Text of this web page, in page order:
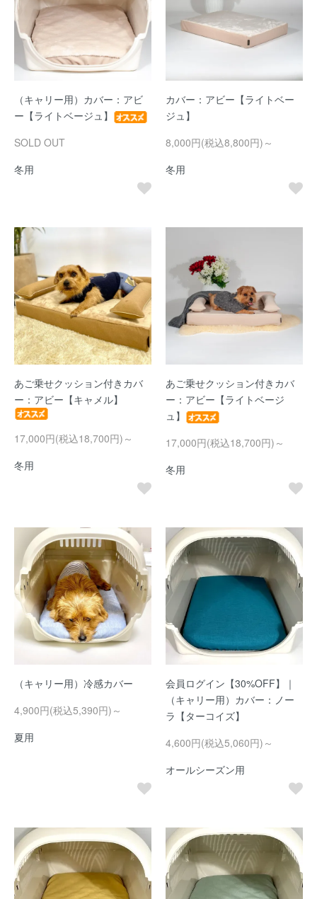
（キャリー用）カバー：アビ
ー【ライトベージュ】
SOLD OUT
冬用
カバー：アビー【ライトベー
ジュ】
8,000円(税込8,800円)～
冬用
あご乗せクッション付きカバ
ー：アビー【キャメル】
17,000円(税込18,700円)～
冬用
あご乗せクッション付きカバ
ー：アビー【ライトベージ
ュ】
17,000円(税込18,700円)～
冬用
（キャリー用）冷感カバー
4,900円(税込5,390円)～
夏用
会員ログイン【30%OFF】｜
（キャリー用）カバー：ノー
ラ【ターコイズ】
4,600円(税込5,060円)～
オールシーズン用